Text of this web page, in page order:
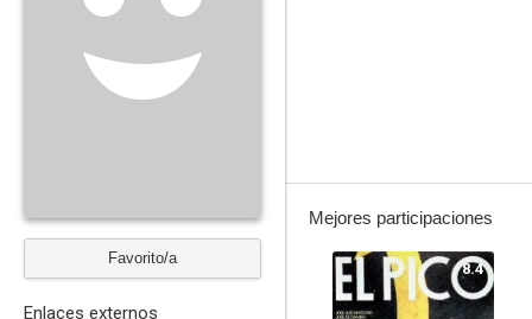
Favorito/a
Enlaces externos
Mejores participaciones
8.4